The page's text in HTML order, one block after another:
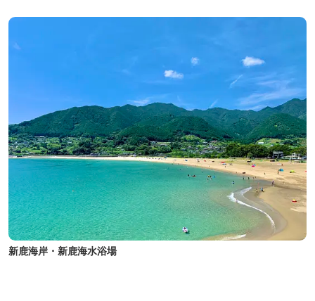
新鹿海岸・新鹿海水浴場